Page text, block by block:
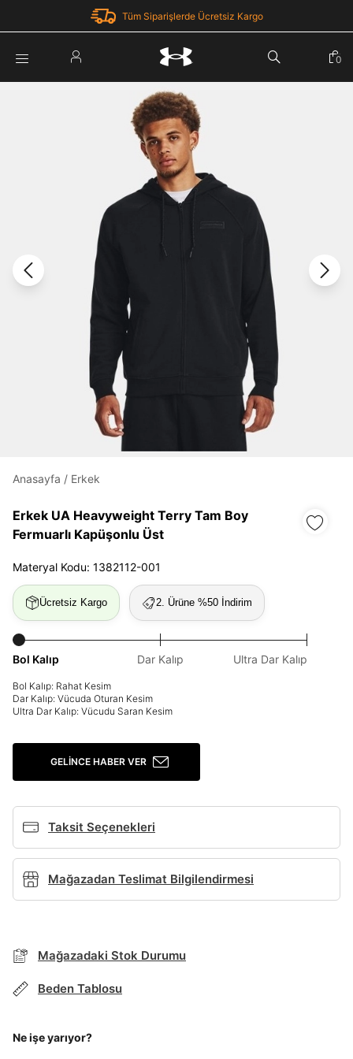
Tüm Siparişlerde Ücretsiz Kargo
Şifremi Unuttum
Under Armour'da yeni misiniz? Kayıt Ol
0
Anasayfa / Erkek
Erkek UA Heavyweight Terry Tam Boy
Fermuarlı Kapüşonlu Üst
Materyal Kodu: 1382112-001
Ücretsiz Kargo 2. Ürüne %50 İndirim
Bol Kalıp Dar Kalıp Ultra Dar Kalıp
Bol Kalıp: Rahat Kesim
Dar Kalıp: Vücuda Oturan Kesim
Ultra Dar Kalıp: Vücudu Saran Kesim
GELINCE HABER VER
Taksit Seçenekleri
TAKSİT SEÇENEKLERİ
Banka
Mağazadan Teslimat Bilgilendirmesi
Mağazadaki Stok Durumu
Beden Tablosu
Ne işe yarıyor?Siparişinizin durumu hakkında bilgi alabilmek için
Parola Yenileme
Parolayı Yenile
Giriş Sayfasına Dön
Zaten hesabın var mı? Giriş yap
Daha hızlı ödeme. Hızlı sipariş takibi.
Giriş Yap Kayıt Ol
E-posta
Beni Hatırla
Telefon Numarası*